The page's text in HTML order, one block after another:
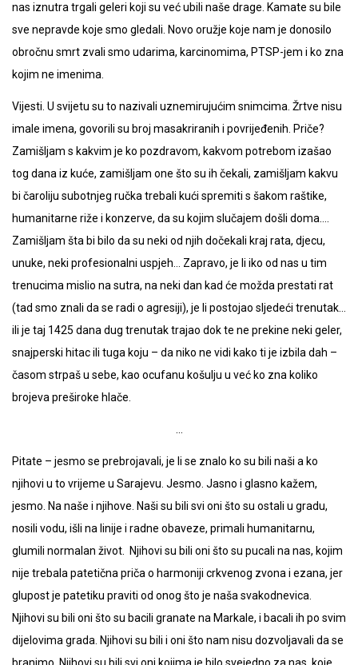
nas iznutra trgali geleri koji su već ubili naše drage. Kamate su bile
sve nepravde koje smo gledali. Novo oružje koje nam je donosilo
obročnu smrt zvali smo udarima, karcinomima, PTSP-jem i ko zna
kojim ne imenima.
Vijesti. U svijetu su to nazivali uznemirujućim snimcima. Žrtve nisu
imale imena, govorili su broj masakriranih i povrijeđenih. Priče?
Zamišljam s kakvim je ko pozdravom, kakvom potrebom izašao
tog dana iz kuće, zamišljam one što su ih čekali, zamišljam kakvu
bi čaroliju subotnjeg ručka trebali kući spremiti s šakom raštike,
humanitarne riže i konzerve, da su kojim slučajem došli doma….
Zamišljam šta bi bilo da su neki od njih dočekali kraj rata, djecu,
unuke, neki profesionalni uspjeh… Zapravo, je li iko od nas u tim
trenucima mislio na sutra, na neki dan kad će možda prestati rat
(tad smo znali da se radi o agresiji), je li postojao sljedeći trenutak…
ili je taj 1425 dana dug trenutak trajao dok te ne prekine neki geler,
snajperski hitac ili tuga koju – da niko ne vidi kako ti je izbila dah –
časom strpaš u sebe, kao ocufanu košulju u već ko zna koliko
brojeva preširoke hlače.
…
Pitate – jesmo se prebrojavali, je li se znalo ko su bili naši a ko
njihovi u to vrijeme u Sarajevu. Jesmo. Jasno i glasno kažem,
jesmo. Na naše i njihove. Naši su bili svi oni što su ostali u gradu,
nosili vodu, išli na linije i radne obaveze, primali humanitarnu,
glumili normalan život. Njihovi su bili oni što su pucali na nas, kojim
nije trebala patetična priča o harmoniji crkvenog zvona i ezana, jer
glupost je patetiku praviti od onog što je naša svakodnevica.
Njihovi su bili oni što su bacili granate na Markale, i bacali ih po svim
dijelovima grada. Njihovi su bili i oni što nam nisu dozvoljavali da se